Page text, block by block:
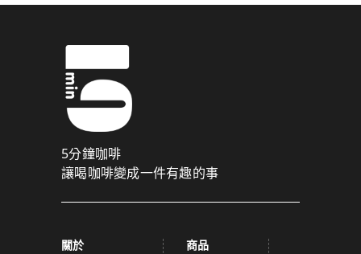
5分鐘咖啡
讓喝咖啡變成一件有趣的事
關於 商品
取消
驗證碼已成功發送至您的手機門號！
為了維護您的權益，請於 10 分鐘內填寫認證碼。